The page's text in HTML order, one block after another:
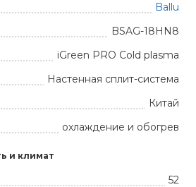
Ballu
BSAG-18HN8
iGreen PRO Cold plasma
Настенная сплит-система
Китай
охлаждение и обогрев
и климат
52